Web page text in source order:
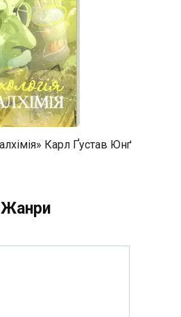
Карл Ґустав Юнґ
Жанри